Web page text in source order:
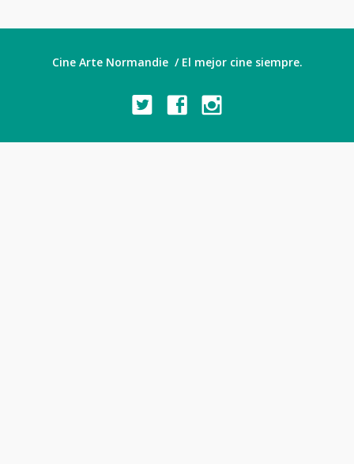
Cine Arte Normandie / El mejor cine siempre.